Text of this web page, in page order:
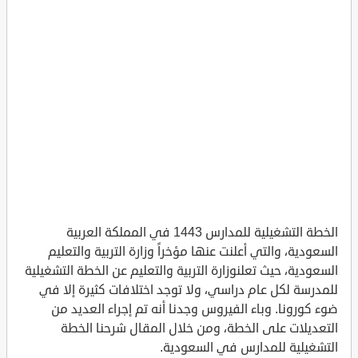
الخطة التشغيلية للمدارس 1443 في المملكة العربية
السعودية، والتي أعلنت عنها مؤخراً وزارة التربية والتعليم
السعودية، حيث تعلنوزارة التربية والتعليم عن الخطة التشغيلية
للمدرسة لكل عام دراسي، ولا توجد اختلافات كثيرة إلا في
ضوء كورونا. وباء الفيروس وجدنا أنه تم إجراء العديد من
التعديلات على الخطة، ومن خلال المقال شرحنا الخطة
التشغيلية للمدارس في السعودية.